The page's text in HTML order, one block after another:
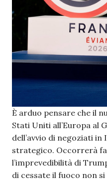
È arduo pensare che il
Stati Uniti all’Europa al
dell’avvio di negoziati
strategico. Occorrerà
l’imprevedibilità di
di cessate il fuoco non